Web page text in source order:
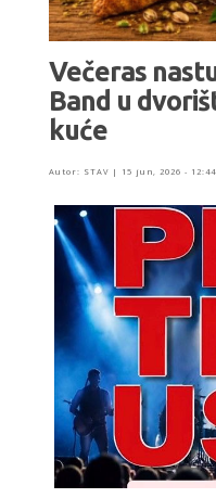
Večeras
Band u
kuće
Autor: STAV| 15 jun, 2026 - 12:44